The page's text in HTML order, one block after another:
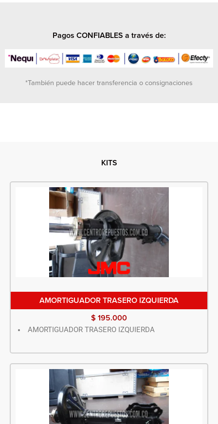
Pagos CONFIABLES a través de:
*También puede hacer transferencia o consignaciones
KITS
AMORTIGUADOR TRASERO IZQUIERDA
$ 195.000
AMORTIGUADOR TRASERO IZQUIERDA